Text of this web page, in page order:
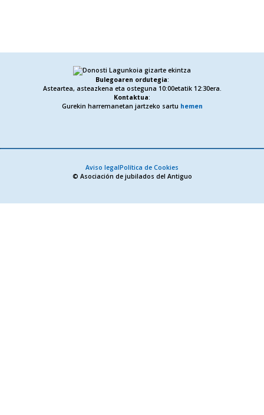
Bulegoaren ordutegia:
Asteartea, asteazkena eta osteguna 10:00etatik 12:30era.
Kontaktua:
Gurekin harremanetan jartzeko sartu hemen
© Asociación de jubilados del Antiguo
Aviso legalPolítica de Cookies